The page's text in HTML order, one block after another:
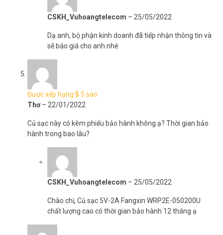
CSKH_Vuhoangtelecom – 25/05/2022
Dạ anh, bộ phận kinh doanh đã tiếp nhận thông tin và
sẽ báo giá cho anh nhé
Được xếp hạng 5 5 sao
Thơ– 22/01/2022
Củ sạc này có kèm phiếu bảo hành không ạ? Thời gian bảo
hành trong bao lâu?
CSKH_Vuhoangtelecom – 25/05/2022
Chào chị, Củ sạc 5V-2A Fangxin WRP2E-050200U
chất lượng cao có thời gian bảo hành 12 tháng ạ